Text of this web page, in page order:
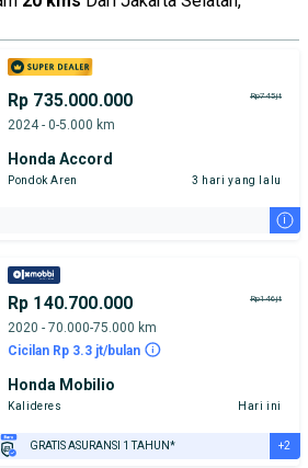
Rp 735.000.000 Rp745jt
2024 - 0-5.000 km
Honda Accord
Pondok Aren 3 hari yang lalu
i
Rp 140.700.000 Rp146jt
2020 - 70.000-75.000 km
Cicilan Rp 3.3 jt/bulan
Honda Mobilio
Kalideres Hari ini
GRATIS ASURANSI 1 TAHUN* +2